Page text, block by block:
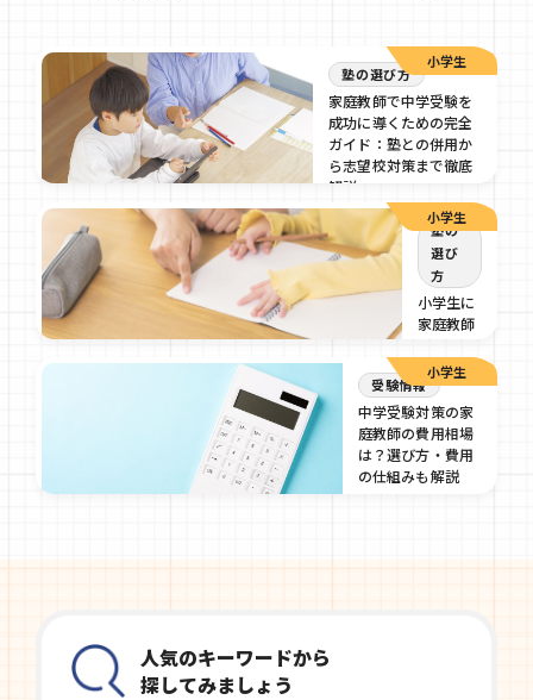
小学生
塾の選び方
家庭教師で中学受験を
成功に導くための完全
ガイド：塾との併用か
ら志望校対策まで徹底
解説
2026/07/17
小学生
塾の
選び
方
小学生に
家庭教師
め！その
理由や費
用、目的
別の選び
方を解説
2025/10/6
小学生
受験情報
中学受験対策の家
庭教師の費用相場
は？選び方・費用
の仕組みも解説
人気のキーワードから
探してみましょう